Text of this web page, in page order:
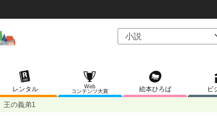
レンタル
Web
コンテンツ大賞
絵本ひろば ビ
王の義弟1